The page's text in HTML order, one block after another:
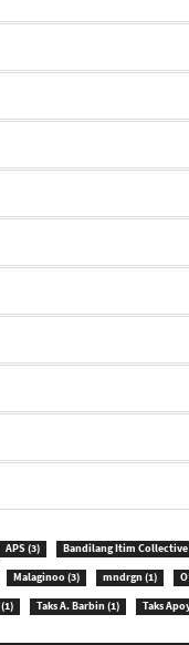
APS(3) Bandilang Itim Collective
Malaginoo(3) mndrgn(1)
(1) Taks A. Barbin(1) Taks